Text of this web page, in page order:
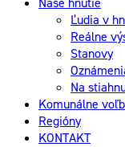
Ľudia v
Reálne
Stanovy
Na
Komunálne
Regióny
KONTAKT